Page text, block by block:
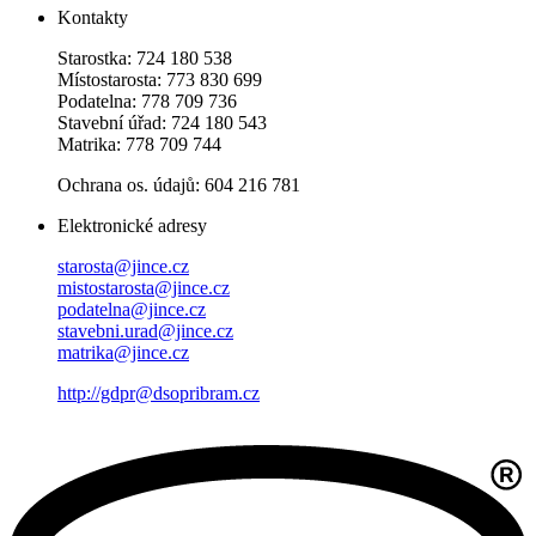
Kontakty
Starostka: 724 180 538
Místostarosta: 773 830 699
Podatelna: 778 709 736
Stavební úřad: 724 180 543
Matrika: 778 709 744
Ochrana os. údajů: 604 216 781
Elektronické adresy
starosta@jince.cz
mistostarosta@jince.cz
podatelna@jince.cz
stavebni.urad@jince.cz
matrika@jince.cz
http://gdpr@dsopribram.cz